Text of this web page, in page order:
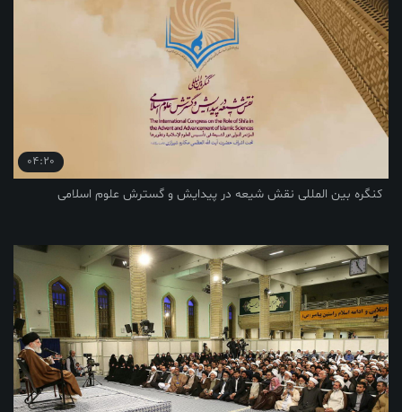
نقش شیعه در پیدایش و گسترش علوم اسلامی